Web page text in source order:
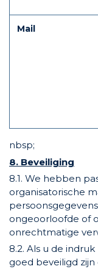
Mail
nbsp;
8. Beveiliging
8.1. We hebben
organisatorische
ongeoorloofde of
onrechtmatige
8.2. Als u de
goed beveiligd